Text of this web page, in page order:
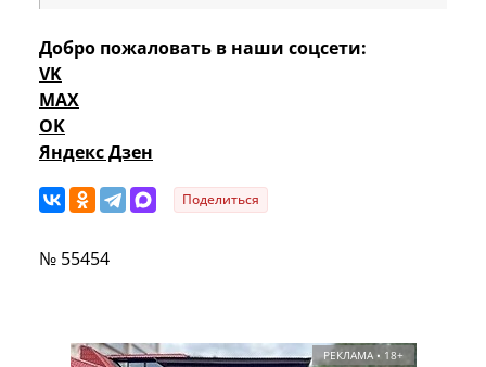
Добро пожаловать в наши соцсети:
VK
MAX
OK
Яндекс Дзен
Поделиться
№ 55454
РЕКЛАМА • 18+